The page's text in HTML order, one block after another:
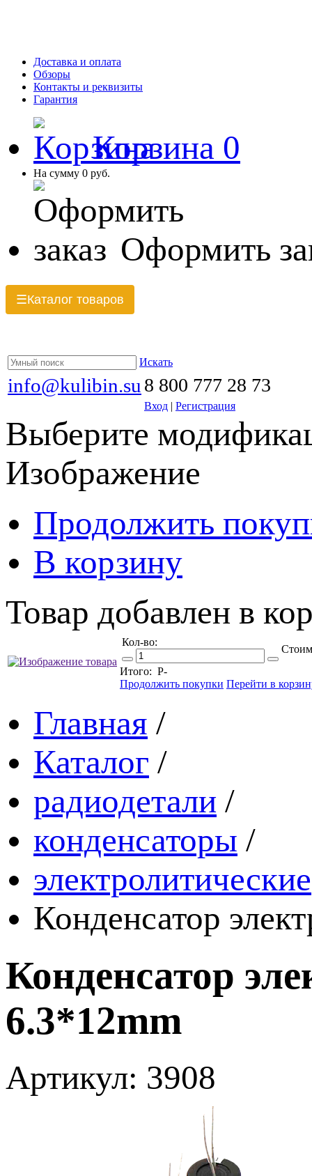
Доставка и оплата
Обзоры
Контакты и реквизиты
Гарантия
Корзина 0
На сумму 0 руб.
Оформить
☰Каталог товаров
Искать
info@kulibin.su 8 800 777 28 73
Вход | Регистрация
Выберите
Изображение
Продолжить
В корзину
Товар добавлен в
Кол-во:
Итого: Р-
Продолжить покупки Перейти в
Главная /
Каталог /
радиодетали /
конденсаторы /
электролитические
Конденсатор
Конденсатор
6.3*12mm
Артикул: 3908